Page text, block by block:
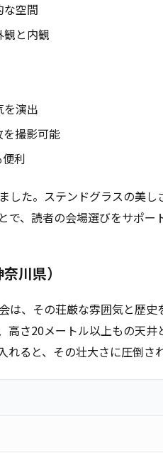
な空間
と内観
を演出
撮影可能
利
した。ステンドグラスの美し
、読者の会場選びをサポー
川県）
は、その荘厳な雰囲気と歴
高さ20メートル以上もの天井
ると、その壮大さに圧倒さ